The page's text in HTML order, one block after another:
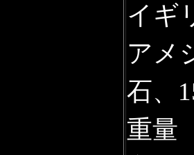
イギ
アメ
石、
重量